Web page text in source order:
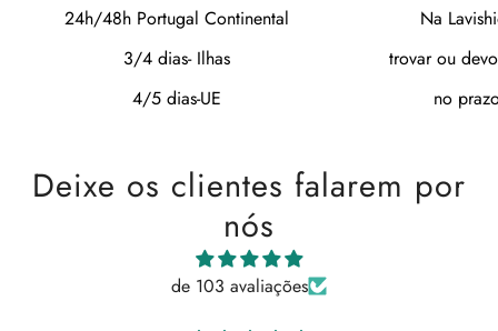
24h/48h Portugal Continental
3/4 dias- Ilhas
4/5 dias-UE
Na
trovar ou
no
Deixe os clientes falarem por
nós
de 103 avaliações